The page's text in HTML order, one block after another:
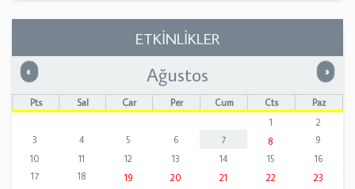
ETKİNLİKLER
« Önceki »
Ağustos
Pts Sal Çar Per Cum Cts
Paz
1
2
3
4 5 6 7 8
9
10
11 12 13 14 15
16
17
18 19 20 21 22
23